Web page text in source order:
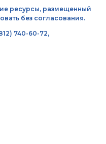
ресурсы, размещенный
без согласования.
740-60-72,